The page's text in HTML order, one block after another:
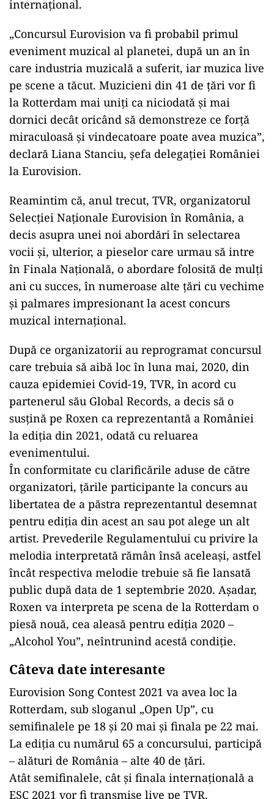
internațional.
„Concursul Eurovision va fi probabil primul
eveniment muzical al planetei, după un an în
care industria muzicală a suferit, iar muzica live
pe scene a tăcut. Muzicieni din 41 de țări vor fi
la Rotterdam mai uniți ca niciodată și mai
dornici decât oricând să demonstreze ce forță
miraculoasă și vindecatoare poate avea muzica”,
declară Liana Stanciu, șefa delegației României
la Eurovision.
Reamintim că, anul trecut, TVR, organizatorul
Selecției Naționale Eurovision în România, a
decis asupra unei noi abordări în selectarea
vocii şi, ulterior, a pieselor care urmau să intre
în Finala Națională, o abordare folosită de mulți
ani cu succes, în numeroase alte ţări cu vechime
şi palmares impresionant la acest concurs
muzical internațional.
După ce organizatorii au reprogramat concursul
care trebuia să aibă loc în luna mai, 2020, din
cauza epidemiei Covid-19, TVR, în acord cu
partenerul său Global Records, a decis să o
susțină pe Roxen ca reprezentantă a României
la ediția din 2021, odată cu reluarea
evenimentului.
În conformitate cu clarificările aduse de către
organizatori, țările participante la concurs au
libertatea de a păstra reprezentantul desemnat
pentru ediția din acest an sau pot alege un alt
artist. Prevederile Regulamentului cu privire la
melodia interpretată rămân însă aceleași, astfel
încât respectiva melodie trebuie să fie lansată
public după data de 1 septembrie 2020. Așadar,
Roxen va interpreta pe scena de la Rotterdam o
piesă nouă, cea aleasă pentru ediția 2020 –
„Alcohol You”, neîntrunind acestă condiție.
Câteva date interesante
Eurovision Song Contest 2021 va avea loc la
Rotterdam, sub sloganul „Open Up”, cu
semifinalele pe 18 şi 20 mai şi finala pe 22 mai.
La ediţia cu numărul 65 a concursului, participă
– alături de România – alte 40 de țări.
Atât semifinalele, cât şi finala internaţională a
ESC 2021 vor fi transmise live pe TVR.